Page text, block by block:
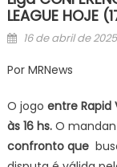
LEAGUE HOJE
Posted
16 de abril de 2025
Por MRNews
O jogo entre Rapid
às 16 hs.O
confronto que